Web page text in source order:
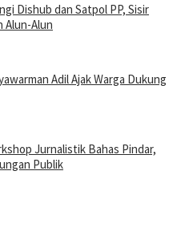
Dishub dan Satpol PP, Sisir
Alun-Alun
Adil Ajak Warga Dukung
Jurnalistik Bahas Pindar,
Publik